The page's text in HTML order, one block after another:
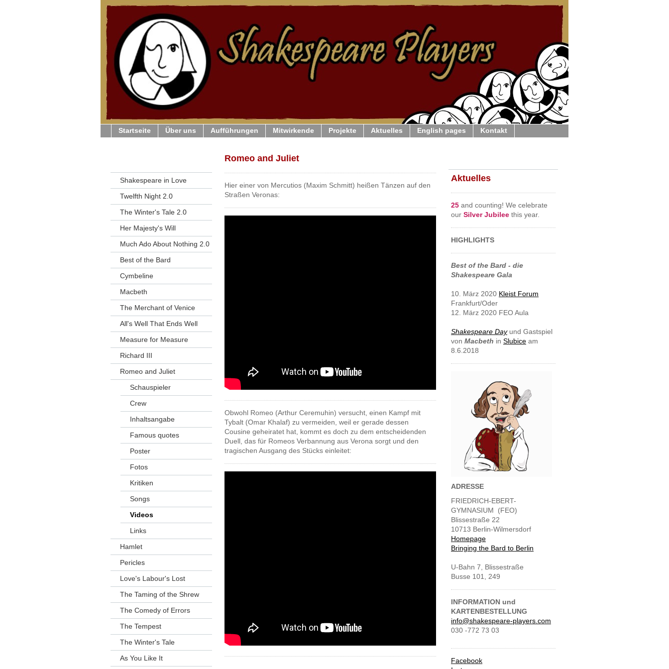
Startseite Über uns Aufführungen Mitwirkende Projekte Aktuelles English pages Kontakt
Shakespeare in Love
Twelfth Night 2.0
The Winter's Tale 2.0
Her Majesty's Will
Much Ado About Nothing 2.0
Best of the Bard
Cymbeline
Macbeth
The Merchant of Venice
All's Well That Ends Well
Measure for Measure
Richard III
Romeo and Juliet
Schauspieler
Crew
Inhaltsangabe
Famous quotes
Poster
Fotos
Kritiken
Songs
Videos
Links
Hamlet
Pericles
Love's Labour's Lost
The Taming of the Shrew
The Comedy of Errors
The Tempest
The Winter's Tale
As You Like It
Romeo and Juliet
Hier einer von Mercutios (Maxim Schmitt) heißen Tänzen auf den
Straßen Veronas:
Obwohl Romeo (Arthur Ceremuhin) versucht, einen Kampf mit
Tybalt (Omar Khalaf) zu vermeiden, weil er gerade dessen
Cousine geheiratet hat, kommt es doch zu dem entscheidenden
Duell, das für Romeos Verbannung aus Verona sorgt und den
tragischen Ausgang des Stücks einleitet:
Aktuelles
25 and counting! We celebrate
our Silver Jubilee this year.
HIGHLIGHTS
Best of the Bard - die
Shakespeare Gala
10. März 2020 Kleist Forum
Frankfurt/Oder
12. März 2020 FEO Aula
Shakespeare Dayund Gastspiel
von Macbeth in Slubice am
8.6.2018
ADRESSE
FRIEDRICH-EBERT-
GYMNASIUM (FEO)
Blissestraße 22
10713 Berlin-Wilmersdorf
Homepage
Bringing the Bard to Berlin
U-Bahn 7, Blissestraße
Busse 101, 249
INFORMATION und
KARTENBESTELLUNG
info@shakespeare-players.com
030 -772 73 03
Facebook